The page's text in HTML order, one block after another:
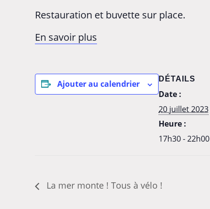
Restauration et buvette sur place.
En savoir plus
Ajouter au calendrier DÉTAILS
Date :
20 juillet 2023
Heure :
17h30 - 22h00
La mer monte ! Tous à vélo !